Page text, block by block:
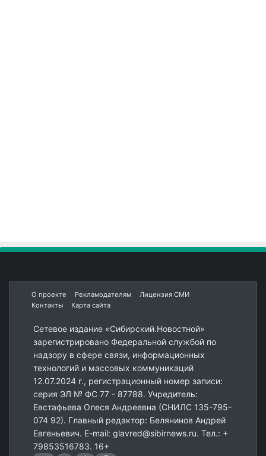
О проекте Рекламодателям
Лицензия СМИ
Контакты
Карта сайта
Сетевое издание «Сибирский.Новостной»
зарегистрировано Федеральной службой по
надзору в сфере связи, информационных
технологий и массовых коммуникаций
12.07.2024 г., регистрационный номер записи:
серия ЭЛ № ФС 77 - 87788. Учредитель:
Евстафьева Олеся Андреевна (СНИЛС 135-795-
074 92). Главный редактор: Белянинов Андрей
Евгеньевич. E-mail: glavred@sibirnews.ru. Тел.: +
79853516783. 16+